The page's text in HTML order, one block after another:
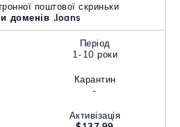
поштової скриньки
доменів .loans
Період
1-10 роки
Карантин
-
Активізація